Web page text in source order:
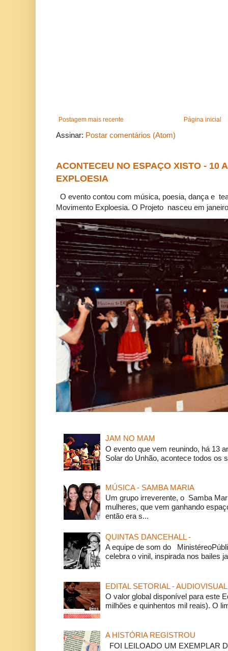
Postagem mais recente Página inicial
Assinar: Postar comentários (Atom)
ACONTECEU NO ESPAÇO XISTO - 10
EXPLOESIA
O evento contou com música, poesia, dança e
Movimento Exploesia. O Projeto nasceu em
JAM NO MAM
O evento que vem reunindo, há 13
Solar do Unhão, acontece todos os
MÚSICA - SAMBA MARIA
Um grupo irreverente, o Samba
mulheres, que vem ganhando
então era s...
QUINTAS DANCEHALL -
A equipe de som do
celebra o vinil, inspirada nos bailes
EDITAL SETORIAL - AUDIOVISUAL
O valor global disponível para este
milhões e quinhentos mil reais). O
A HISTÓRIA REGISTROU
FOI LEILOADO UM EXEMPLAR